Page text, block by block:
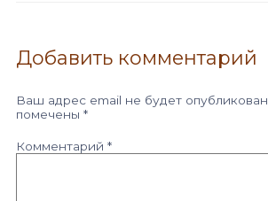
Добавить комментарий
Ваш адрес email не будет опубликован.
помечены *
Комментарий *